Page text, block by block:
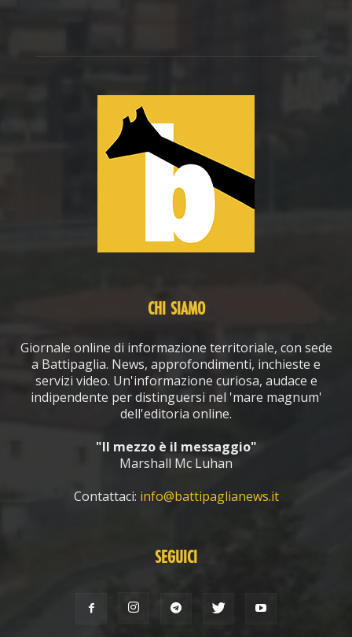
CHI SIAMO
Giornale online di informazione territoriale, con sede
a Battipaglia. News, approfondimenti, inchieste e
servizi video. Un'informazione curiosa, audace e
indipendente per distinguersi nel 'mare magnum'
dell'editoria online.
"Il mezzo è il messaggio"
Marshall Mc Luhan
Contattaci: info@battipaglianews.it
SEGUICI